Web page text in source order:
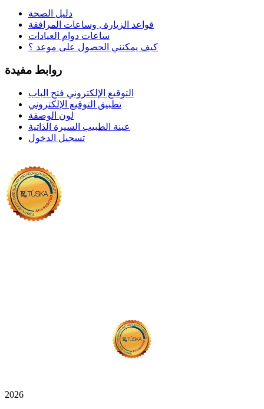
دليل الصحة
قواعد الزيارة , وساعات المرافقة
ساعات دوام العيادات
كيف يمكنني الحصول على موعد ؟
روابط مفيدة
التوقيع الإلكتروني فتح الباب
تطبيق التوقيع الإلكتروني
لون الوصفة
عينة الطبيب السيرة الذاتية
تسجيل الدخول
2026